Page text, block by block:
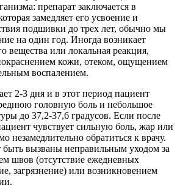
препарат заключается в
замедляет его усвоение и
подшивки до трех лет, обычно мы
на один год. Иногда возникает
вещества или локальная реакция,
кожи, отеком, ощущением
воспалением.
2-3 дня и в этот период пациент
головную боль и небольшое
до 37,2-37,6 градусов. Если после
чувствует сильную боль, жар или
незамедлительно обратиться к врачу.
вызваны неправильным уходом за
швов (отсутствие ежедневных
загрязнение) или возникновением